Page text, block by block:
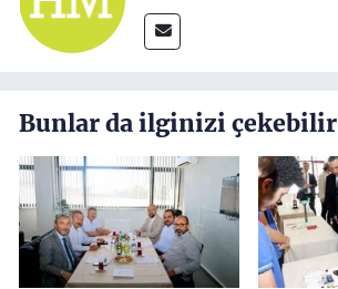
Bunlar da ilginizi çekebilir